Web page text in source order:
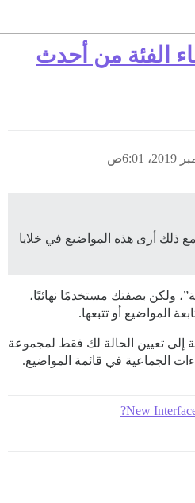
الفئة من أحدث
ذلك أرى هذه المواضيع في خلايا
ولكن بصفتك مستخدمًا نهائيًا،
المواضيع أو تتبعها.
إلى تعيين الحالة لك فقط لمجموعة
الجماعية في قائمة المواضيع.
New